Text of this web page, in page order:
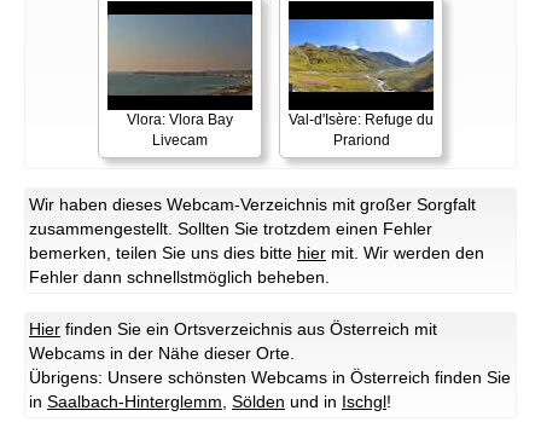
Vlora: Vlora Bay
Livecam
Val-d'Isère: Refuge du
Prariond
Wir haben dieses Webcam-Verzeichnis mit großer Sorgfalt
zusammengestellt. Sollten Sie trotzdem einen Fehler
bemerken, teilen Sie uns dies bitte hier mit. Wir werden den
Fehler dann schnellstmöglich beheben.
Hier finden Sie ein Ortsverzeichnis aus Österreich mit
Webcams in der Nähe dieser Orte.
Übrigens: Unsere schönsten Webcams in Österreich finden Sie
in Saalbach-Hinterglemm Sölden und in Ischgl!